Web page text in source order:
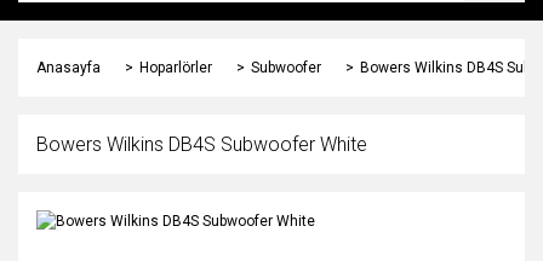
Anasayfa Hoparlörler Subwoofer Bowers Wilkins DB4S
Bowers Wilkins DB4S Subwoofer White